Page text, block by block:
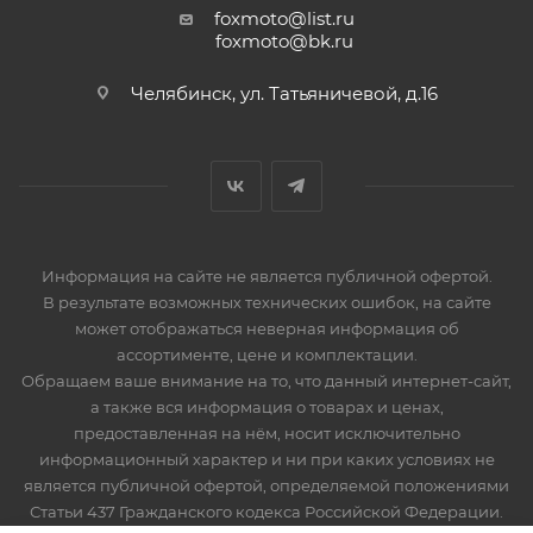
Аккумулятор: 12V 8AH VRLA
Головной свет: лампа H4 12V 55/60W
foxmoto@list.ru
foxmoto@bk.ru
Челябинск, ул. Татьяничевой, д.16
Информация на сайте не является публичной офертой.
В результате возможных технических ошибок, на сайте
может отображаться неверная информация об
ассортименте, цене и комплектации.
Обращаем ваше внимание на то, что данный интернет-сайт,
а также вся информация о товарах и ценах,
предоставленная на нём, носит исключительно
информационный характер и ни при каких условиях не
является публичной офертой, определяемой положениями
Статьи 437 Гражданского кодекса Российской Федерации.